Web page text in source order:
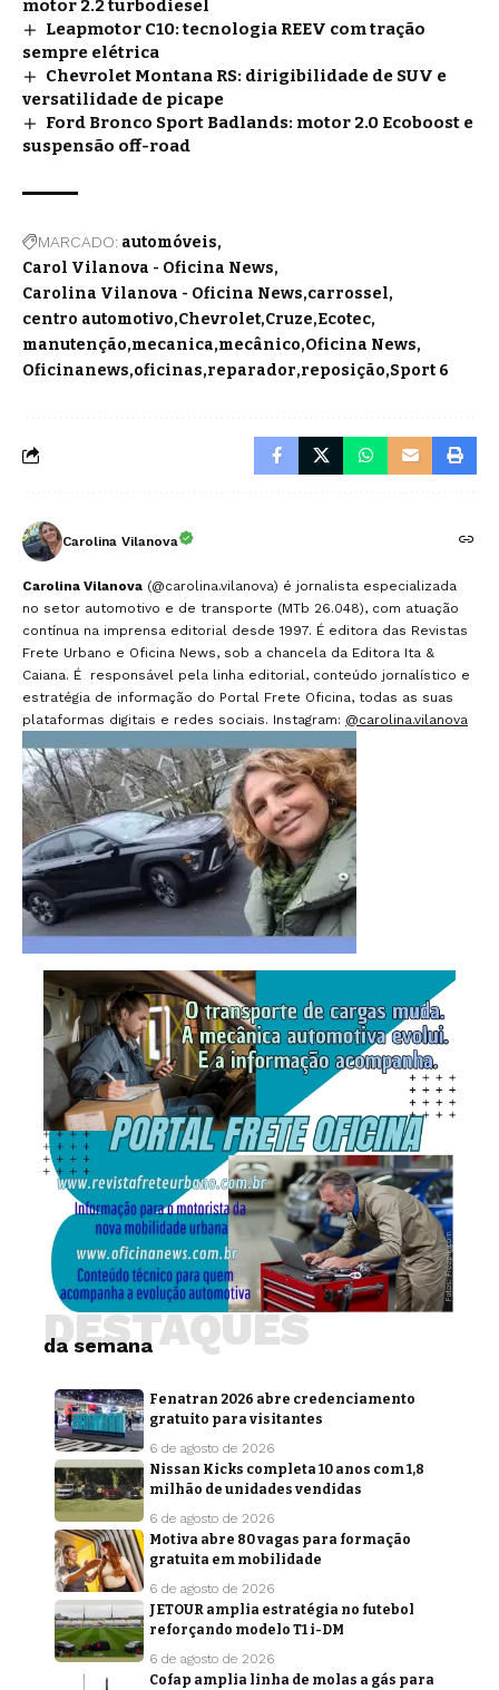
motor 2.2 turbodiesel
Leapmotor C10: tecnologia REEV com tração
sempre elétrica
Chevrolet Montana RS: dirigibilidade de SUV e
versatilidade de picape
Ford Bronco Sport Badlands: motor 2.0 Ecoboost e
suspensão off-road
MARCADO: automóveis
Carol Vilanova - Oficina News
Carolina Vilanova - Oficina News carrossel
centro automotivo Chevrolet Cruze Ecotec
manutenção mecanica mecânico Oficina News
Oficinanews oficinas reparador reposição Sport 6
Carolina Vilanova
Carolina Vilanova (@carolina.vilanova) é jornalista especializada
no setor automotivo e de transporte (MTb 26.048), com atuação
contínua na imprensa editorial desde 1997. É editora das Revistas
Frete Urbano e Oficina News, sob a chancela da Editora Ita &
Caiana. É responsável pela linha editorial, conteúdo jornalístico e
estratégia de informação do Portal Frete Oficina, todas as suas
plataformas digitais e redes sociais. Instagram: @carolina.vilanova
da semana
DESTAQUES
Fenatran 2026 abre credenciamento
gratuito para visitantes
6 de agosto de 2026
Nissan Kicks completa 10 anos com 1,8
milhão de unidades vendidas
6 de agosto de 2026
Motiva abre 80 vagas para formação
gratuita em mobilidade
6 de agosto de 2026
JETOUR amplia estratégia no futebol
reforçando modelo T1 i-DM
6 de agosto de 2026
Cofap amplia linha de molas a gás para